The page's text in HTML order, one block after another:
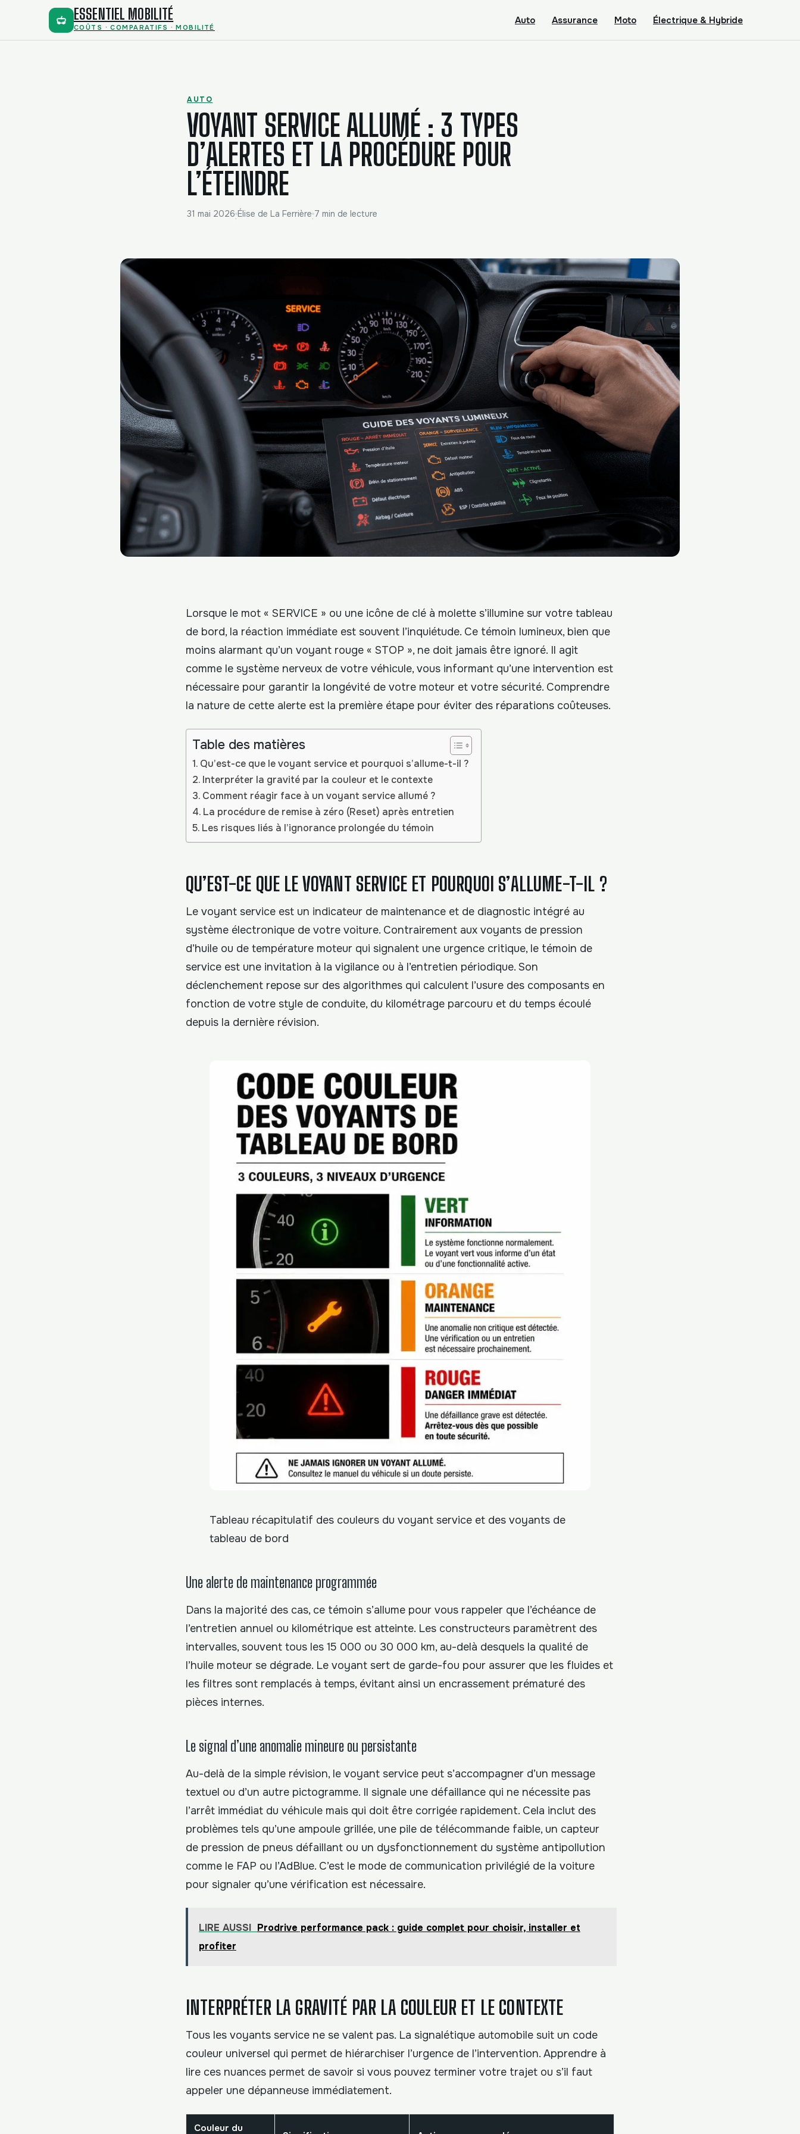
ESSENTIEL MOBILITÉ
COÛTS · COMPARATIFS · MOBILITÉ
Auto Assurance Moto Électrique & Hybride
AUTO
VOYANT SERVICE ALLUMÉ : 3 TYPES
D’ALERTES ET LA PROCÉDURE POUR
L’ÉTEINDRE
31 mai 2026·Élise de La Ferrière·7 min de lecture
Lorsque le mot « SERVICE » ou une icône de clé à molette s’illumine sur votre tableau
de bord, la réaction immédiate est souvent l’inquiétude. Ce témoin lumineux, bien que
moins alarmant qu’un voyant rouge « STOP », ne doit jamais être ignoré. Il agit
comme le système nerveux de votre véhicule, vous informant qu’une intervention est
nécessaire pour garantir la longévité de votre moteur et votre sécurité. Comprendre
la nature de cette alerte est la première étape pour éviter des réparations coûteuses.
Table des matières
Qu’est-ce que le voyant service et pourquoi s’allume-t-il ?
Interpréter la gravité par la couleur et le contexte
Comment réagir face à un voyant service allumé ?
La procédure de remise à zéro (Reset) après entretien
Les risques liés à l’ignorance prolongée du témoin
QU’EST-CE QUE LE VOYANT SERVICE ET POURQUOI S’ALLUME-T-IL ?
Le voyant service est un indicateur de maintenance et de diagnostic intégré au
système électronique de votre voiture. Contrairement aux voyants de pression
d’huile ou de température moteur qui signalent une urgence critique, le témoin de
service est une invitation à la vigilance ou à l’entretien périodique. Son
déclenchement repose sur des algorithmes qui calculent l’usure des composants en
fonction de votre style de conduite, du kilométrage parcouru et du temps écoulé
depuis la dernière révision.
Tableau récapitulatif des couleurs du voyant service et des voyants de
tableau de bord
Une alerte de maintenance programmée
Dans la majorité des cas, ce témoin s’allume pour vous rappeler que l’échéance de
l’entretien annuel ou kilométrique est atteinte. Les constructeurs paramètrent des
intervalles, souvent tous les 15 000 ou 30 000 km, au-delà desquels la qualité de
l’huile moteur se dégrade. Le voyant sert de garde-fou pour assurer que les fluides et
les filtres sont remplacés à temps, évitant ainsi un encrassement prématuré des
pièces internes.
Le signal d’une anomalie mineure ou persistante
Au-delà de la simple révision, le voyant service peut s’accompagner d’un message
textuel ou d’un autre pictogramme. Il signale une défaillance qui ne nécessite pas
l’arrêt immédiat du véhicule mais qui doit être corrigée rapidement. Cela inclut des
problèmes tels qu’une ampoule grillée, une pile de télécommande faible, un capteur
de pression de pneus défaillant ou un dysfonctionnement du système antipollution
comme le FAP ou l’AdBlue. C’est le mode de communication privilégié de la voiture
pour signaler qu’une vérification est nécessaire.
LIRE AUSSI Prodrive performance pack : guide complet pour choisir, installer et
profiter
INTERPRÉTER LA GRAVITÉ PAR LA COULEUR ET LE CONTEXTE
Tous les voyants service ne se valent pas. La signalétique automobile suit un code
couleur universel qui permet de hiérarchiser l’urgence de l’intervention. Apprendre à
lire ces nuances permet de savoir si vous pouvez terminer votre trajet ou s’il faut
appeler une dépanneuse immédiatement.
Couleur du